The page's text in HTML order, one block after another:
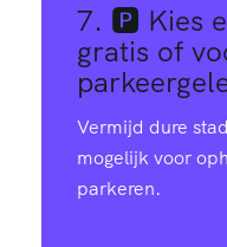
7. 🅿️ Kies
gratis of
Vermijd dure
mogelijk voor
parkeren.